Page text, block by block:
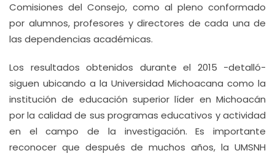
Comisiones del Consejo, como al pleno conformado
por alumnos, profesores y directores de cada una de
las dependencias académicas.
Los resultados obtenidos durante el 2015 -detalló-
siguen ubicando a la Universidad Michoacana como la
institución de educación superior líder en Michoacán
por la calidad de sus programas educativos y actividad
en el campo de la investigación. Es importante
reconocer que después de muchos años, la UMSNH